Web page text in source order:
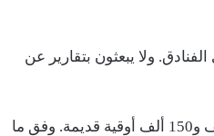
ولا يبعثون بتقارير عن
وتكلف إقامة المسؤول السامي لليلة الواحدة في الفندق، ما بين 100 ألف و150 ألف أوقية قديمة. وفق ما